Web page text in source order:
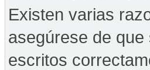
Existen varias
asegúrese de
escritos